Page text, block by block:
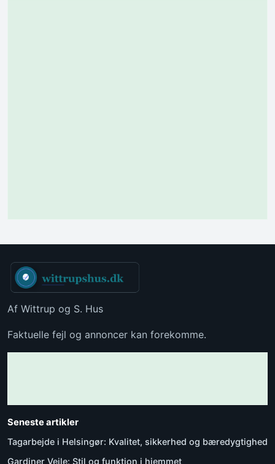
Af Wittrup og S. Hus
Faktuelle fejl og annoncer kan forekomme.
Seneste artikler
Tagarbejde i Helsingør: Kvalitet, sikkerhed og bæredygtighed
Gardiner Vejle: Stil og funktion i hjemmet